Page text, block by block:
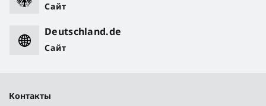
Сайт
Deutschland.de
Сайт
Контакты